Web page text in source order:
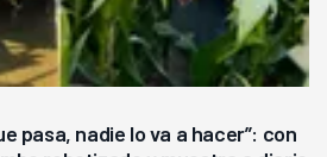
pasa, nadie lo va a hacer”: con